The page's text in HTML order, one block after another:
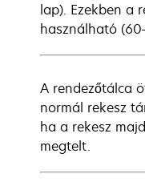
lap). Ezekben a
használható
A rendezőtálca
normál rekesz
ha a rekesz
megtelt.